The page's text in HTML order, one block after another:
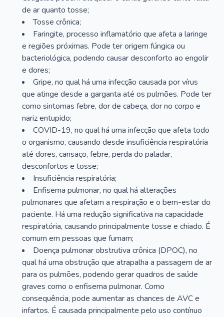
de ar quanto tosse;
Tosse crônica;
Faringite, processo inflamatório que afeta a laringe
e regiões próximas. Pode ter origem fúngica ou
bacteriológica, podendo causar desconforto ao engolir
e dores;
Gripe, no qual há uma infecção causada por vírus
que atinge desde a garganta até os pulmões. Pode ter
como sintomas febre, dor de cabeça, dor no corpo e
nariz entupido;
COVID-19, no qual há uma infecção que afeta todo
o organismo, causando desde insuficiência respiratória
até dores, cansaço, febre, perda do paladar,
desconfortos e tosse;
Insuficiência respiratória;
Enfisema pulmonar, no qual há alterações
pulmonares que afetam a respiração e o bem-estar do
paciente. Há uma redução significativa na capacidade
respiratória, causando principalmente tosse e chiado. É
comum em pessoas que fumam;
Doença pulmonar obstrutiva crônica (DPOC), no
qual há uma obstrução que atrapalha a passagem de ar
para os pulmões, podendo gerar quadros de saúde
graves como o enfisema pulmonar. Como
consequência, pode aumentar as chances de AVC e
infartos. É causada principalmente pelo uso contínuo